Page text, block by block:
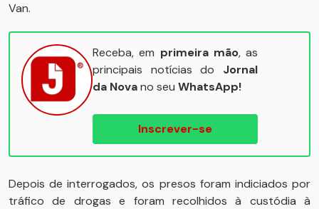
Van.
Receba, em primeira mão, as
principais notícias do Jornal
da Novano seu WhatsApp!
Inscrever-se
Depois de interrogados, os presos foram indiciados por
tráfico de drogas e foram recolhidos à custódia à